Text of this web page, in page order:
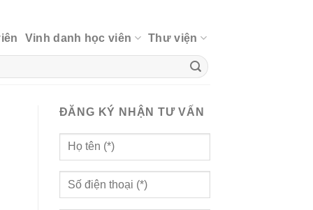
Vinh danh học viên Thư viện
ĐĂNG KÝ NHẬN TƯ VẤN